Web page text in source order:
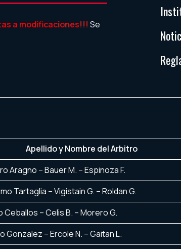
a modificaciones!!! Se
Apellido y Nombre del Arbitro
Aragno – Bauer M. – Espinoza F.
Tartaglia – Vigistain G. – Roldan G.
Ceballos – Celis B. – Morero G.
Gonzalez – Ercole N. – Gaitan L.